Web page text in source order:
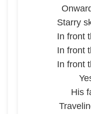
Starry
In front
In front
In front
His